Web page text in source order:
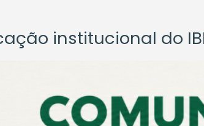
institucional do